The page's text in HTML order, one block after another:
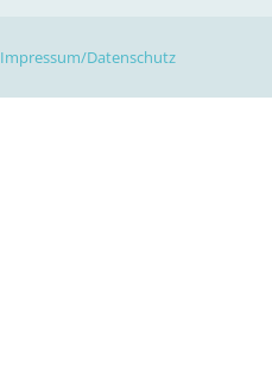
Impressum/Datenschutz